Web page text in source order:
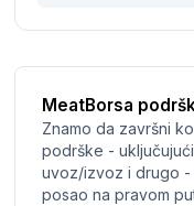
MeatBorsa
Znamo da završni
podrške -
uvoz/izvoz i drugo -
posao na pravom